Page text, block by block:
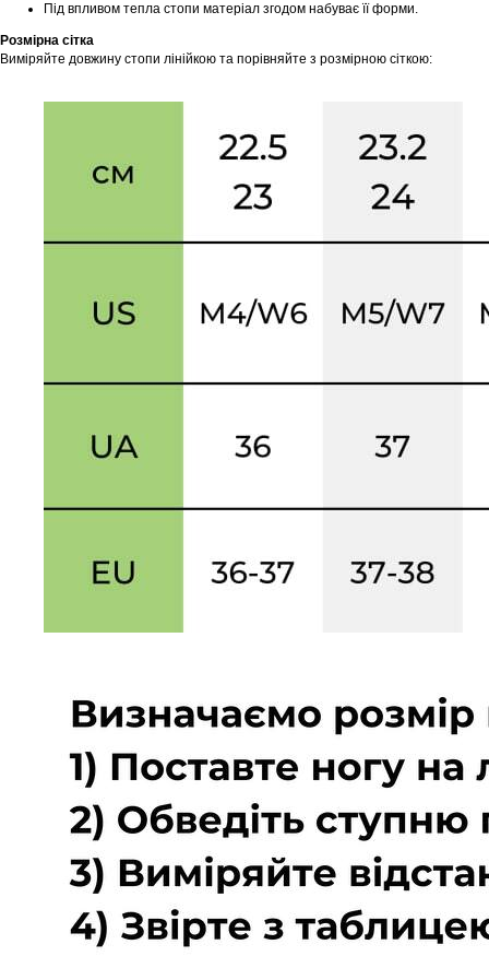
Під впливом тепла стопи матеріал згодом набуває її форми.
Розмірна сітка
Виміряйте довжину стопи лінійкою та порівняйте з розмірною сіткою: